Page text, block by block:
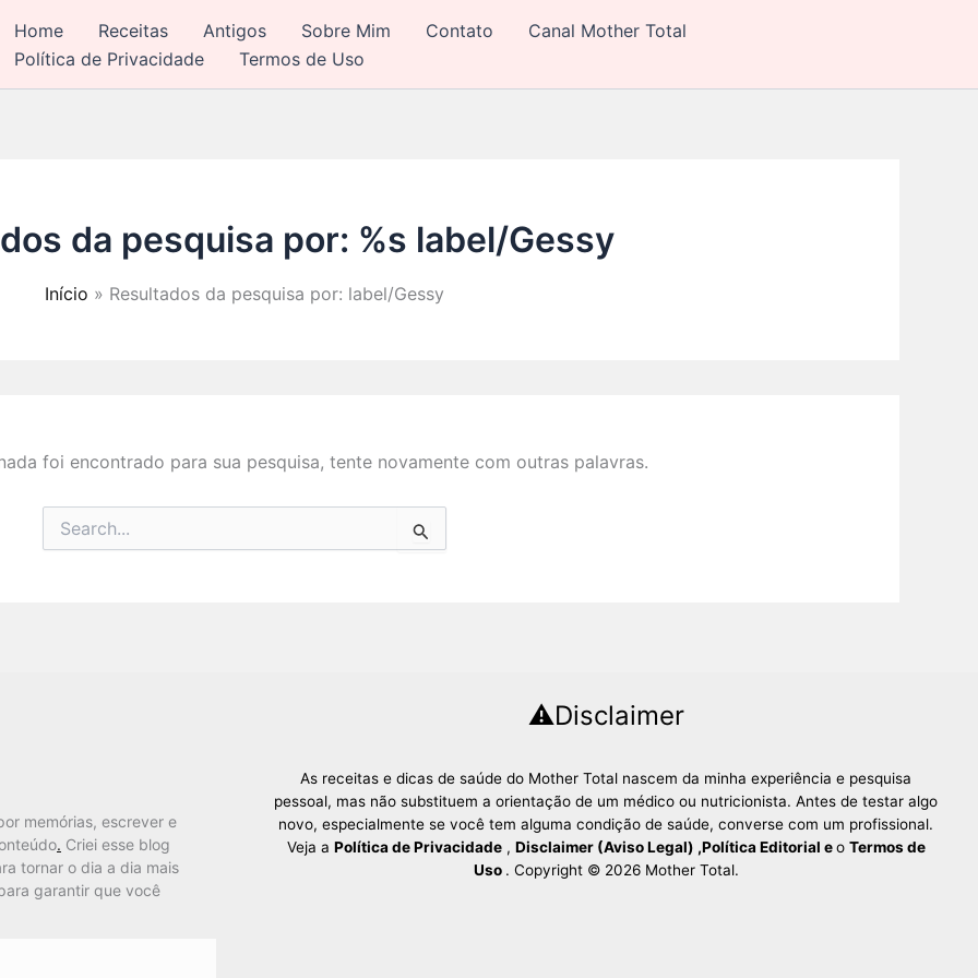
Home Receitas Antigos Sobre Mim Contato
Canal Mother Total
Política de Privacidade
Termos de Uso
da pesquisa por: %s label/Gessy
Início Resultados da pesquisa por: label/Gessy
foi encontrado para sua pesquisa, tente novamente com outras palavras.
Pesquisar
por:
memórias, escrever e
. Criei esse blog
tornar o dia a dia mais
garantir que você
⚠️Disclaimer
As receitas e dicas de saúde do Mother Total nascem da minha experiência e pesquisa
pessoal, mas não substituem a orientação de um médico ou nutricionista. Antes de testar algo
novo, especialmente se você tem alguma condição de saúde, converse com um profissional.
Veja a Política de Privacidade, Disclaimer (Aviso Legal) ,Política Editorial eo Termos de
Uso . Copyright © 2026 Mother Total.